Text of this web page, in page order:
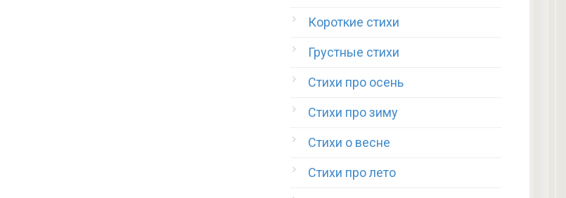
Короткие стихи
Грустные стихи
Стихи про осень
Стихи про зиму
Стихи о весне
Стихи про лето